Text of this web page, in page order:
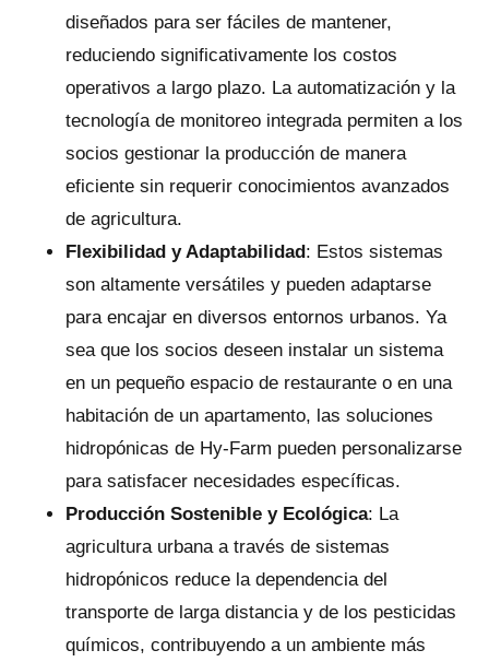
diseñados para ser fáciles de mantener,
reduciendo significativamente los costos
operativos a largo plazo. La automatización y la
tecnología de monitoreo integrada permiten a los
socios gestionar la producción de manera
eficiente sin requerir conocimientos avanzados
de agricultura.
Flexibilidad y Adaptabilidad : Estos sistemas
son altamente versátiles y pueden adaptarse
para encajar en diversos entornos urbanos. Ya
sea que los socios deseen instalar un sistema
en un pequeño espacio de restaurante o en una
habitación de un apartamento, las soluciones
hidropónicas de Hy-Farm pueden personalizarse
para satisfacer necesidades específicas.
Producción Sostenible y Ecológica: La
agricultura urbana a través de sistemas
hidropónicos reduce la dependencia del
transporte de larga distancia y de los pesticidas
químicos, contribuyendo a un ambiente más